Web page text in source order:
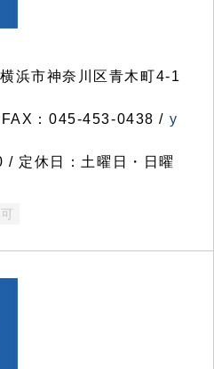
浜市神奈川区青木町4-1
：045-453-0438 / y
定休日：土曜日・日曜